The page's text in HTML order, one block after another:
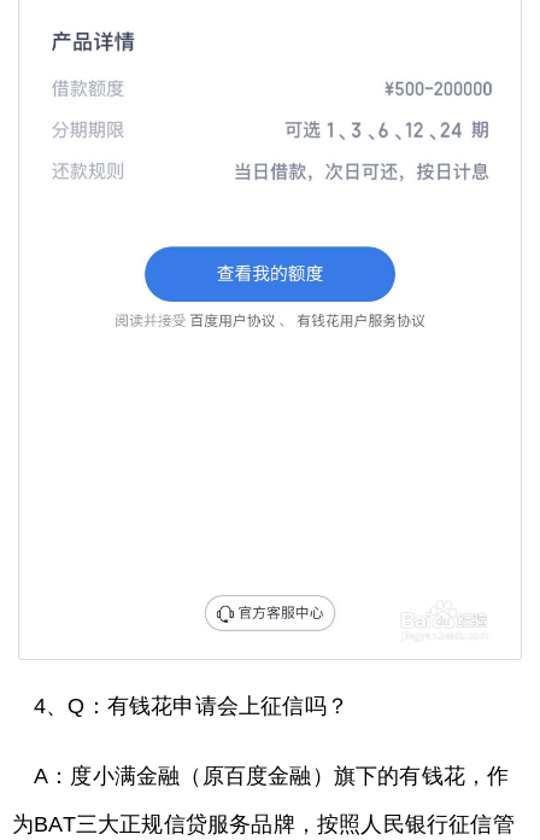
4、Q：有钱花申请会上征信吗？
A：度小满金融（原百度金融）旗下的有钱花，作
为BAT三大正规信贷服务品牌，按照人民银行征信管